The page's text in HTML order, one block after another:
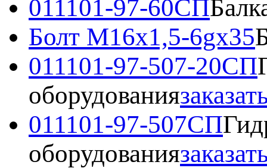
011101-97-60СП
Болт М16х1,5-6gх35
011101-97-507-20СП
оборудования
011101-97-507СП
оборудования